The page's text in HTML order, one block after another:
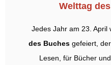
Welttag
Jedes Jahr am 23. April
des Buchesgefeiert,
Lesen, für Bücher